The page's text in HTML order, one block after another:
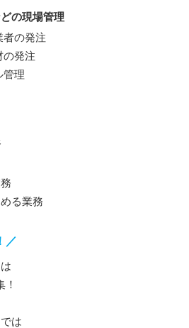
の現場管理
の発注
発注
理
る業務
／
は